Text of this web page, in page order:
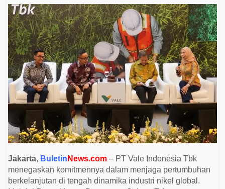
e
2
0
2
6
S
e
t
u
j
u
D
i
d
e
n
S
$
4
5
,
Jakarta, Buletin News.com – PT Vale Indonesia Tbk
menegaskan komitmennya dalam menjaga pertumbuhan
berkelanjutan di tengah dinamika industri nikel global.